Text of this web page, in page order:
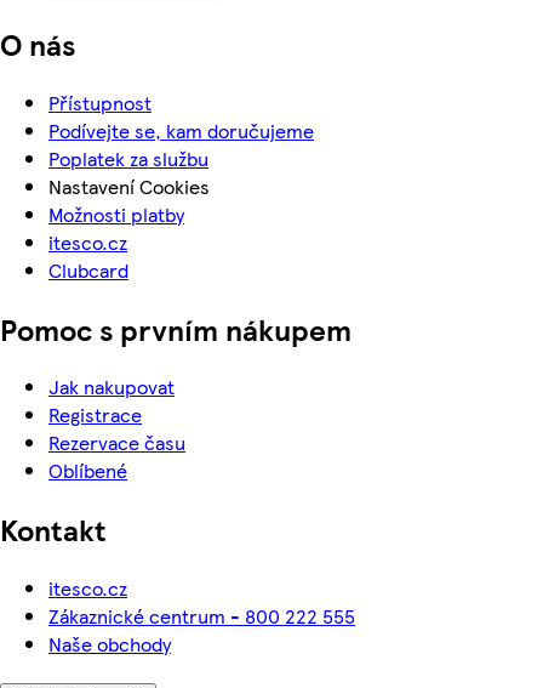
O nás
Přístupnost
Podívejte se, kam doručujeme
Poplatek za službu
Nastavení Cookies
Možnosti platby
itesco.cz
Clubcard
Pomoc s prvním nákupem
Jak nakupovat
Registrace
Rezervace času
Oblíbené
Kontakt
itesco.cz
Zákaznické centrum - 800 222 555
Naše obchody